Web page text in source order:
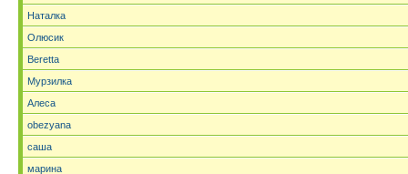
Наталка
Олюсик
Beretta
Мурзилка
Алеса
obezyana
саша
марина